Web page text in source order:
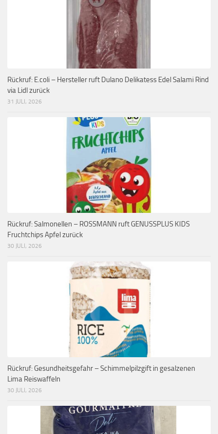
Rückruf: E.coli – Hersteller ruft Dulano Delikatess Edel Salami Rind
via Lidl zurück
31 JULI, 2026
Rückruf: Salmonellen – ROSSMANN ruft GENUSSPLUS KIDS
Fruchtchips Apfel zurück
30 JULI, 2026
Rückruf: Gesundheitsgefahr – Schimmelpilzgift in gesalzenen
Lima Reiswaffeln
30 JULI, 2026